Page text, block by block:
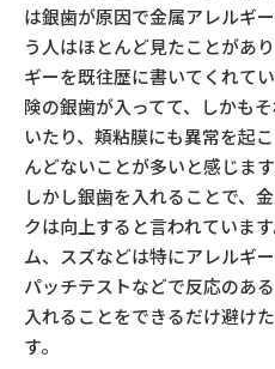
は銀歯が原因で金属アレルギ
う人はほとんど見たことがあ
ギーを既往歴に書いてくれて
険の銀歯が入ってて、しかも
いたり、頬粘膜にも異常を起
んどないことが多いと感じます
しかし銀歯を入れることで、
クは向上すると言われていま
ム、スズなどは特にアレルギ
パッチテストなどで反応のあ
入れることをできるだけ避け
す。